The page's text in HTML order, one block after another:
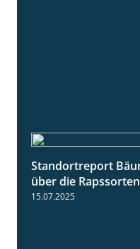
Standortreport
über die
15.07.2025